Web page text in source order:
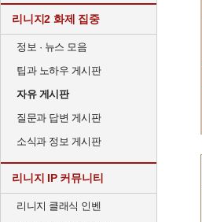
리니지2 화제 집중
정보 · 뉴스 모음
팁과 노하우 게시판
자유 게시판
질문과 답변 게시판
소식과 정보 게시판
리니지 IP 커뮤니티
리니지 클래식 인벤